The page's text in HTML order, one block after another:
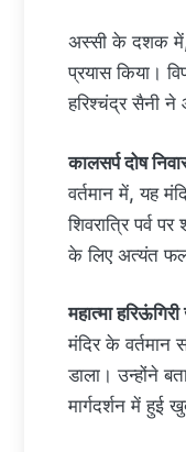
अस्सी के दशक में,
प्रयास किया।
हरिश्चंद्र सैनी
कालसर्प दोष
वर्तमान में, यह
शिवरात्रि पर्व
के लिए अत्यंत
महात्मा
मंदिर के वर्तमान
डाला। उन्होंने
मार्गदर्शन में हुई